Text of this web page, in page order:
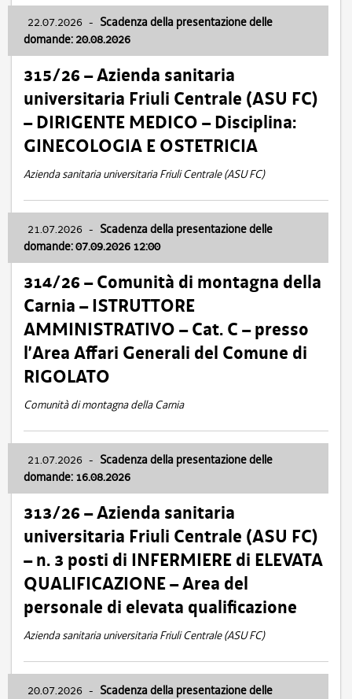
22.07.2026 - Scadenza della presentazione delle
domande: 20.08.2026
315/26 – Azienda sanitaria
universitaria Friuli Centrale (ASU FC)
– DIRIGENTE MEDICO – Disciplina:
GINECOLOGIA E OSTETRICIA
Azienda sanitaria universitaria Friuli Centrale (ASU FC)
21.07.2026 - Scadenza della presentazione delle
domande: 07.09.2026 12:00
314/26 – Comunità di montagna della
Carnia – ISTRUTTORE
AMMINISTRATIVO – Cat. C – presso
l’Area Affari Generali del Comune di
RIGOLATO
Comunità di montagna della Carnia
21.07.2026 - Scadenza della presentazione delle
domande: 16.08.2026
313/26 – Azienda sanitaria
universitaria Friuli Centrale (ASU FC)
– n. 3 posti di INFERMIERE di ELEVATA
QUALIFICAZIONE – Area del
personale di elevata qualificazione
Azienda sanitaria universitaria Friuli Centrale (ASU FC)
20.07.2026 - Scadenza della presentazione delle